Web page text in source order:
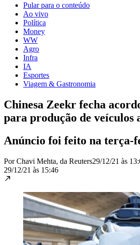
Pular para o conteúdo
Ao vivo
Política
Money
WW
Agro
Infra
IA
Esportes
Viagem & Gastronomia
Chinesa Zeekr fecha
para produção de veículos
Anúncio foi feito na terça-
Por Chavi Mehta, da Reuters29/12/21 às
29/12/21 às 15:46